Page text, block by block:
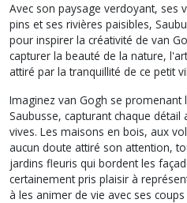
Avec son paysage verdoyant, ses
pins et ses rivières paisibles,
pour inspirer la créativité de van
capturer la beauté de la nature,
attiré par la tranquillité de ce petit
Imaginez van Gogh se promenant
Saubusse, capturant chaque détail
vives. Les maisons en bois, aux
aucun doute attiré son attention,
jardins fleuris qui bordent les
certainement pris plaisir à
à les animer de vie avec ses